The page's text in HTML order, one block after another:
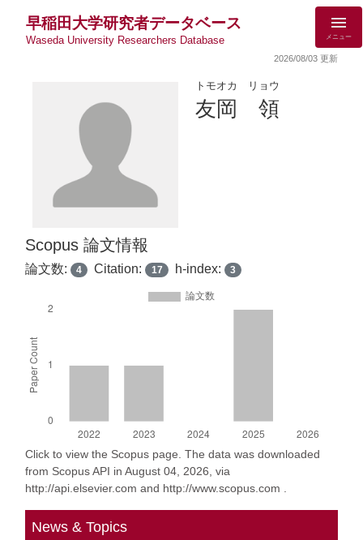
早稲田大学研究者データベース
Waseda University Researchers Database メニュー
2026/08/03 更新
トモオカ リョウ
友岡 領
Scopus 論文情報
論文数: 4 Citation: 17 h-index: 3
Click to view the Scopus page. The data was downloaded
from Scopus API in August 04, 2026, via
http://api.elsevier.com and http://www.scopus.com .
News & Topics